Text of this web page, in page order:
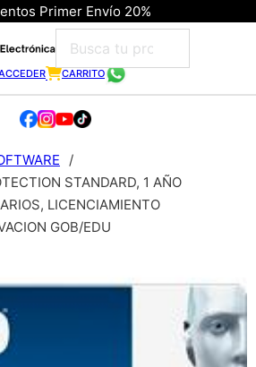
Primer Envío 20%
CARRITO
/
STANDARD, 1 AÑO
LICENCIAMIENTO
GOB/EDU